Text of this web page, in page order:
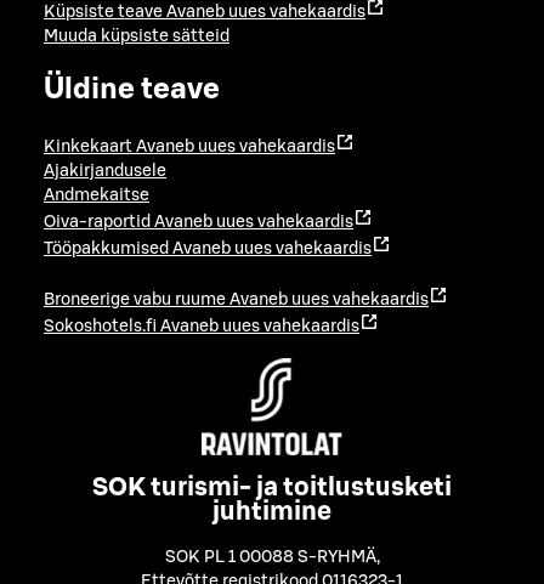
Küpsiste teave Avaneb uues vahekaardis
Muuda küpsiste sätteid
Üldine teave
Kinkekaart Avaneb uues vahekaardis
Ajakirjandusele
Andmekaitse
Oiva-raportid Avaneb uues vahekaardis
Tööpakkumised Avaneb uues vahekaardis
Broneerige vabu ruume Avaneb uues vahekaardis
Sokoshotels.fi Avaneb uues vahekaardis
SOK turismi- ja toitlustusketi
juhtimine
SOK PL 1 00088 S-RYHMÄ,